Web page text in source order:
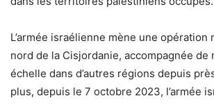
L’armée israélienne mène une opération
nord de la Cisjordanie, accompagnée de
échelle dans d’autres régions depuis
plus, depuis le 7 octobre 2023, l’armée